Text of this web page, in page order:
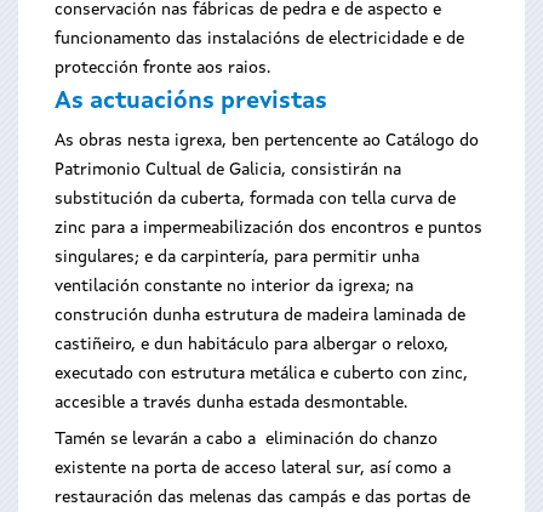
conservación nas fábricas de pedra e de aspecto e
funcionamento das instalacións de electricidade e de
protección fronte aos raios.
As actuacións previstas
As obras nesta igrexa, ben pertencente ao Catálogo do
Patrimonio Cultual de Galicia, consistirán na
substitución da cuberta, formada con tella curva de
zinc para a impermeabilización dos encontros e puntos
singulares; e da carpintería, para permitir unha
ventilación constante no interior da igrexa; na
construción dunha estrutura de madeira laminada de
castiñeiro, e dun habitáculo para albergar o reloxo,
executado con estrutura metálica e cuberto con zinc,
accesible a través dunha estada desmontable.
Tamén se levarán a cabo a eliminación do chanzo
existente na porta de acceso lateral sur, así como a
restauración das melenas das campás e das portas de